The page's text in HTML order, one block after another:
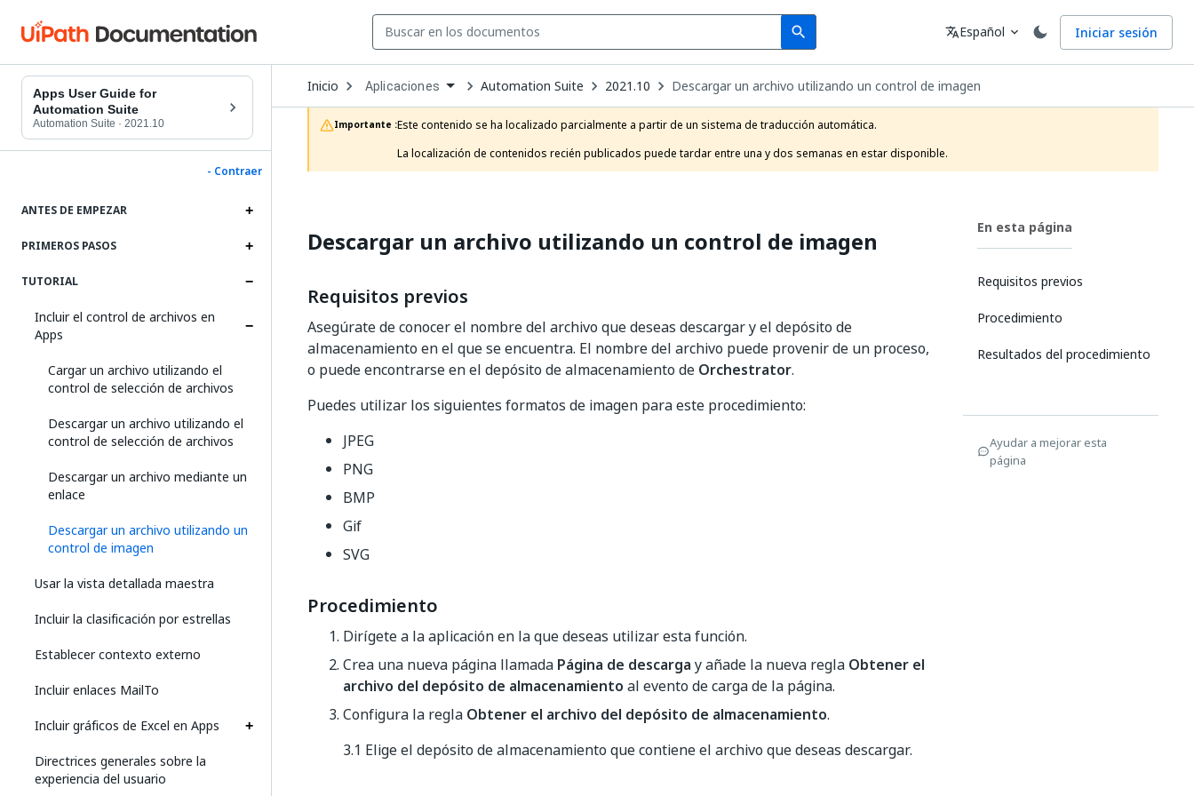
search
Search Idioma
translateEspañol expand_more Iniciar sesión
Apps User Guide for
Automation Suite
Automation Suite · 2021.10
- Contraer
ANTES DE EMPEZAR
PRIMEROS PASOS
TUTORIAL
Incluir el control de archivos en
Apps
Cargar un archivo utilizando el
control de selección de archivos
Descargar un archivo utilizando el
control de selección de archivos
Descargar un archivo mediante un
enlace
Descargar un archivo utilizando un
control de imagen
Usar la vista detallada maestra
Incluir la clasificación por estrellas
Establecer contexto externo
Incluir enlaces MailTo
Incluir gráficos de Excel en Apps
Directrices generales sobre la
experiencia del usuario
Inicio Open
Dropdown
to
choose
product
Aplicaciones Automation Suite 2021.10 Descargar un archivo utilizando un control de imagen
Importante :Este contenido se ha localizado parcialmente a partir de un sistema de traducción automática.
La localización de contenidos recién publicados puede tardar entre una y dos semanas en estar disponible.
Descargar un archivo utilizando un control de imagen
Requisitos previos
Asegúrate de conocer el nombre del archivo que deseas descargar y el depósito de
almacenamiento en el que se encuentra. El nombre del archivo puede provenir de un proceso,
o puede encontrarse en el depósito de almacenamiento de Orchestrator.
Puedes utilizar los siguientes formatos de imagen para este procedimiento:
JPEG
PNG
BMP
Gif
SVG
Procedimiento
Dirígete a la aplicación en la que deseas utilizar esta función.
Crea una nueva página llamada Página de descarga y añade la nueva regla Obtener el
archivo del depósito de almacenamiento al evento de carga de la página.
Configura la regla Obtener el archivo del depósito de almacenamiento.
3.1 Elige el depósito de almacenamiento que contiene el archivo que deseas descargar.
En esta página
Requisitos previos
Procedimiento
Resultados del procedimiento
Ayudar a mejorar esta
página